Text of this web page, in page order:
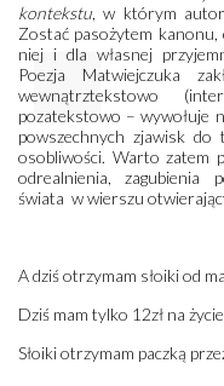
kontekstu, w którym autor
Zostać pasożytem kanonu,
niej i dla własnej
Poezja Matwiejczuka
wewnątrztekstowo
pozatekstowo – wywołuje
powszechnych zjawisk do
osobliwości. Warto zatem
odrealnienia, zagubienia
świata w wierszu
A dziś otrzymam słoiki od
Dziś mam tylko 12zł na
Słoiki otrzymam paczką